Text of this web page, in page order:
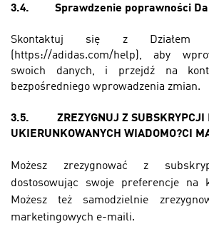
3.4. Sprawdzenie poprawności
Skontaktuj się z Działem
https://adidas.com/help ), aby
swoich danych, i przejdź na
bezpośredniego wprowadzenia zmian.
3.5.
ZREZYGNUJ Z SUBSKRYPCJI
UKIERUNKOWANYCH WIADOMO?CI
Możesz zrezygnować z
dostosowując swoje preferencje na
Możesz też samodzielnie
marketingowych e-maili.